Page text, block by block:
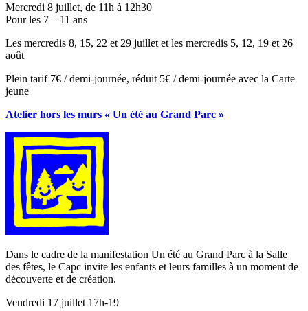
Mercredi 8 juillet, de 11h à 12h30
Pour les 7 – 11 ans
Les mercredis 8, 15, 22 et 29 juillet et les mercredis 5, 12, 19 et 26
août
Plein tarif 7€ / demi-journée, réduit 5€ / demi-journée avec la Carte
jeune
Atelier hors les murs « Un été au Grand Parc »
Dans le cadre de la manifestation Un été au Grand Parc à la Salle
des fêtes, le Capc invite les enfants et leurs familles à un moment de
découverte et de création.
Vendredi 17 juillet 17h-19